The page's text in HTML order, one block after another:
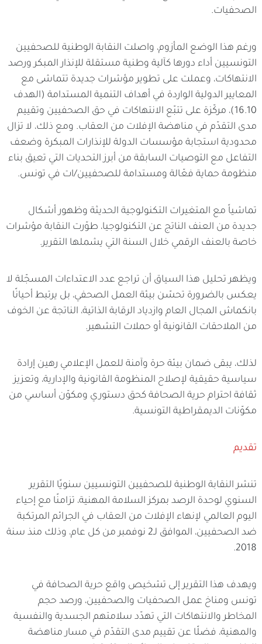
الصحفيات.
ورغم هذا الوضع المأزوم، واصلت النقابة الوطنية للصحفيين
التونسيين أداء دورها كآلية وطنية مستقلة للإنذار المبكر ورصد
الانتهاكات، وعملت على تطوير مؤشرات جديدة تتماشى مع
المعايير الدولية الواردة في أهداف التنمية المستدامة (الهدف
16.10)، مركّزة على تتبّع الانتهاكات في حق الصحفيين وتقييم
مدى التقدّم في مناهضة الإفلات من العقاب. ومع ذلك، لا تزال
محدودية استجابة مؤسسات الدولة للإنذارات المبكرة وضعف
التفاعل مع التوصيات السابقة من أبرز التحديات التي تعيق بناء
منظومة حماية فعّالة ومستدامة للصحفيين/ات في تونس.
تماشياً مع المتغيرات التكنولوجية الحديثة وظهور أشكال
جديدة من العنف الناتج عن التكنولوجيا، طوّرت النقابة مؤشرات
خاصة بالعنف الرقمي خلال السنة التي يشملها التقرير.
ويظهر تحليل هذا السياق أن تراجع عدد الاعتداءات المسجّلة لا
يعكس بالضرورة تحسّن بيئة العمل الصحفي، بل يرتبط أحيانًا
بانكماش المجال العام وازدياد الرقابة الذاتية، الناتجة عن الخوف
من الملاحقات القانونية أو حملات التشهير.
لذلك، يبقى ضمان بيئة حرة وآمنة للعمل الإعلامي رهين إرادة
سياسية حقيقية لإصلاح المنظومة القانونية والإدارية، وتعزيز
ثقافة احترام حرية الصحافة كحق دستوري ومكوّن أساسي من
مكوّنات الديمقراطية التونسية.
تقديم
تنشر النقابة الوطنية للصحفيين التونسيين سنويًا التقرير
السنوي لوحدة الرصد بمركز السلامة المهنية، تزامنًا مع إحياء
اليوم العالمي لإنهاء الإفلات من العقاب في الجرائم المرتكبة
ضد الصحفيين، الموافق لـ2 نوفمبر من كل عام، وذلك منذ سنة
2018.
ويهدف هذا التقرير إلى تشخيص واقع حرية الصحافة في
تونس ومناخ عمل الصحفيات والصحفيين، ورصد حجم
المخاطر والانتهاكات التي تهدّد سلامتهم الجسدية والنفسية
والمهنية، فضلًا عن تقييم مدى التقدّم في مسار مناهضة